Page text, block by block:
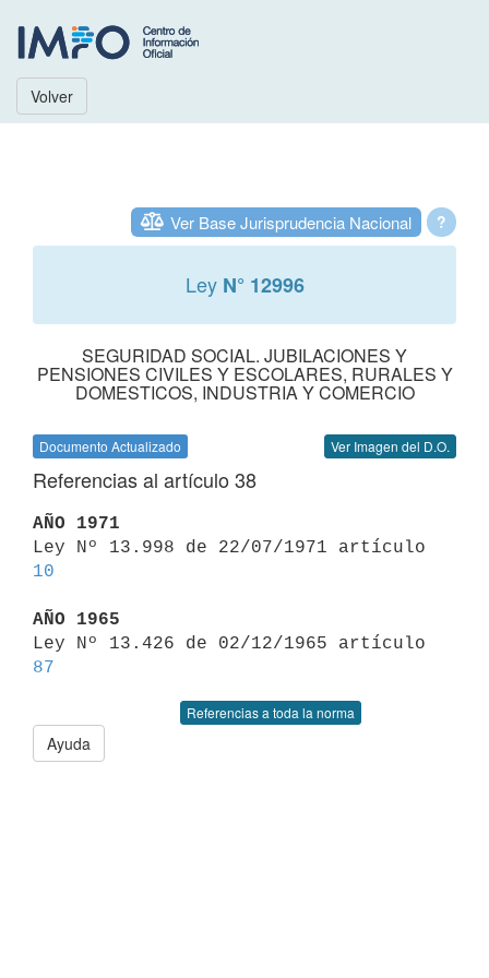
Volver
?
Ver Base Jurisprudencia Nacional
Ley N° 12996
SEGURIDAD SOCIAL. JUBILACIONES Y
PENSIONES CIVILES Y ESCOLARES, RURALES Y
DOMESTICOS, INDUSTRIA Y COMERCIO
Documento Actualizado Ver Imagen del D.O.
Referencias al artículo 38
AÑO 1971
10
AÑO 1965
87
Referencias a toda la norma
Ayuda